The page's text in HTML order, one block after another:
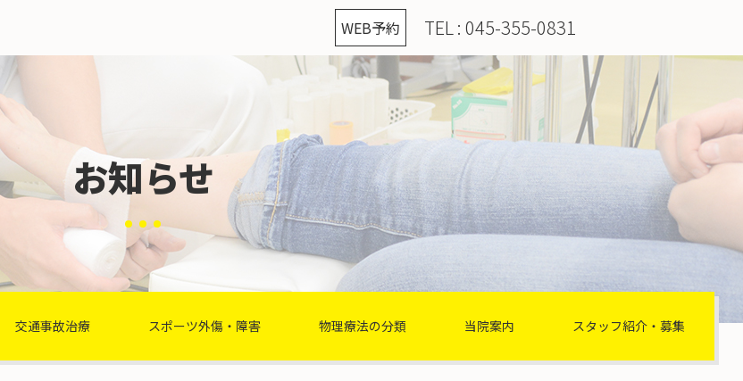
WEB予約 TEL : 045-355-0831
お知らせ
交通事故治療 スポーツ外傷・障害 物理療法の分類 当院案内 スタッフ紹介・募集